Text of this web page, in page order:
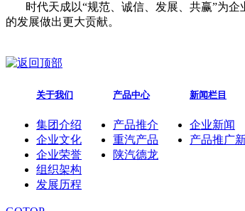
时代天成以“规范、诚信、发展、共赢”为
的发展做出更大贡献。
关于我们
集团介绍
企业文化
企业荣誉
组织架构
发展历程
产品中心
产品推介
重汽产品
陕汽德龙
新闻栏目
企业新闻
产品推广